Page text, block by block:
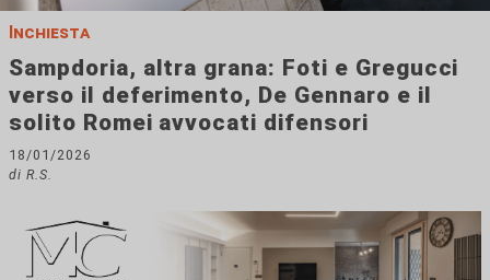
Inchiesta
Sampdoria, altra grana: Foti e Gregucci
verso il deferimento, De Gennaro e il
solito Romei avvocati difensori
18/01/2026
di R.S.